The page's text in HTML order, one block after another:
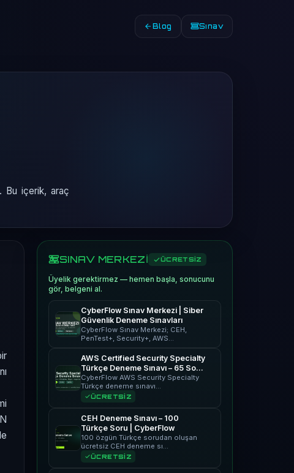
Blog Sınav
Bu içerik, araç
SINAV MERKEZİ ÜCRETSİZ
Üyelik gerektirmez — hemen başla, sonucunu
gör, belgeni al.
CyberFlow Sınav Merkezi | Siber
Güvenlik Deneme Sınavları
CyberFlow Sınav Merkezi; CEH,
PenTest+, Security+, AWS…
AWS Certified Security Specialty
Türkçe Deneme Sınavı – 65 Soru
| CyberFlow
CyberFlow AWS Security Specialty
Türkçe deneme sınavı…
ÜCRETSİZ
CEH Deneme Sınavı – 100
Türkçe Soru | CyberFlow
100 özgün Türkçe sorudan oluşan
ücretsiz CEH deneme sı…
ÜCRETSİZ